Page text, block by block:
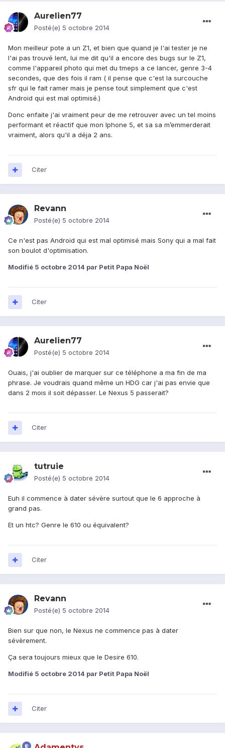
Aurelien77
Posté(e) 5 octobre 2014
Mon meilleur pote a un Z1, et bien que quand je l'ai tester je ne
l'ai pas trouvé lent, lui me dit qu'il a encore des bugs sur le Z1,
comme l'appareil photo qui met du tmeps a ce lancer, genre 3-4
secondes, que des fois il ram ( il pense que c'est la surcouche
sfr qui le fait ramer mais je pense tout simplement que c'est
Android qui est mal optimisé.)
Donc enfaite j'ai vraiment peur de me retrouver avec un tel moins
performant et réactif que mon Iphone 5, et sa sa m’emmerderait
vraiment, alors qu'il a déja 2 ans.
Citer
Revann
Posté(e) 5 octobre 2014
Ce n'est pas Android qui est mal optimisé mais Sony qui a mal fait
son boulot d'optimisation.
Modifié 5 octobre 2014 par Petit Papa Noël
Citer
Aurelien77
Posté(e) 5 octobre 2014
Ouais, j'ai oublier de marquer sur ce téléphone a ma fin de ma
phrase. Je voudrais quand même un HDG car j'ai pas envie que
dans 2 mois il soit dépasser. Le Nexus 5 passerait?
Citer
tutruie
Posté(e) 5 octobre 2014
Euh il commence à dater sévère surtout que le 6 approche à
grand pas.
Et un htc? Genre le 610 ou équivalent?
Citer
Revann
Posté(e) 5 octobre 2014
Bien sur que non, le Nexus ne commence pas à dater
sévèrement.
Ça sera toujours mieux que le Desire 610.
Modifié 5 octobre 2014 par Petit Papa Noël
Citer